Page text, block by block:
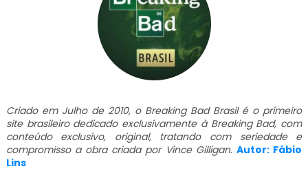
Criado em Julho de 2010, o Breaking Bad Brasil é o primeiro
site brasileiro dedicado exclusivamente à Breaking Bad, com
conteúdo exclusivo, original, tratando com seriedade e
compromisso a obra criada por Vince Gilligan. Autor: Fábio
Lins